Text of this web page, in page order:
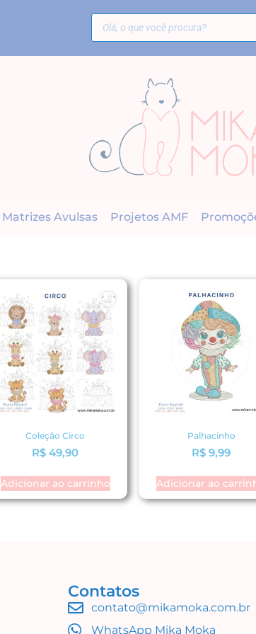
Matrizes Avulsas Projetos AMF
Coleção Circo
R$ 49,90
Adicionar ao carrinho
Palhacinho
R$ 9,99
Adicionar ao
Contatos
contato@mikamoka.com.br
WhatsApp Mika Moka